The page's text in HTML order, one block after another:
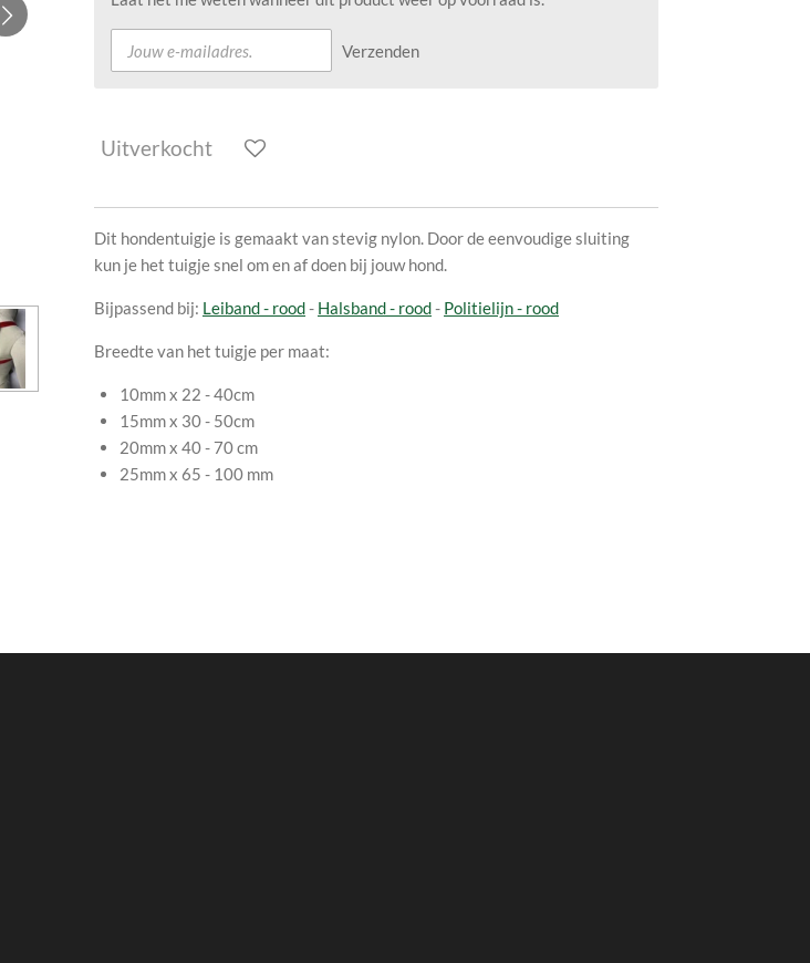
Verzenden
Uitverkocht
Dit hondentuigje is gemaakt van stevig nylon. Door de eenvoudige sluiting
kun je het tuigje snel om en af doen bij jouw hond.
Bijpassend bij: Leiband - rood- Halsband - rood- Politielijn - rood
Breedte van het tuigje per maat:
10mm x 22 - 40cm
15mm x 30 - 50cm
20mm x 40 - 70 cm
25mm x 65 - 100 mm